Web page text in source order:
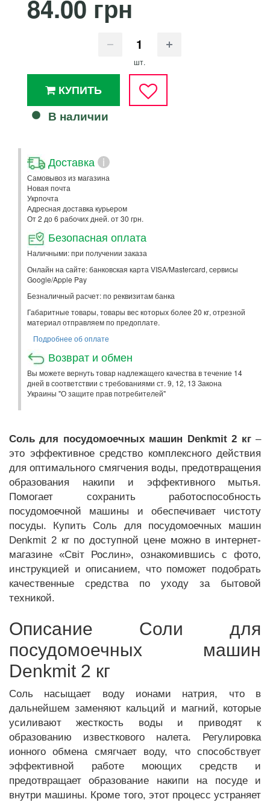
84.00 грн
шт.
КУПИТЬ
В наличии
Доставка i
Самовывоз из магазина
Новая почта
Укрпочта
Адресная доставка курьером
От 2 до 6 рабочих дней. от 30 грн.
Безопасная оплата
Наличными: при получении заказа
Онлайн на сайте: банковская карта VISA/Mastercard, сервисы
Google/Apple Pay
Безналичный расчет: по реквизитам банка
Габаритные товары, товары вес которых более 20 кг, отрезной
материал отправляем по предоплате.
Подробнее об оплате
Возврат и обмен
Вы можете вернуть товар надлежащего качества в течение 14
дней в соответствии с требованиями ст. 9, 12, 13 Закона
Украины "О защите прав потребителей"
Соль для посудомоечных машин Denkmit 2 кг –
это эффективное средство комплексного действия
для оптимального смягчения воды, предотвращения
образования накипи и эффективного мытья.
Помогает сохранить работоспособность
посудомоечной машины и обеспечивает чистоту
посуды. Купить Соль для посудомоечных машин
Denkmit 2 кг по доступной цене можно в интернет-
магазине «Світ Рослин», ознакомившись с фото,
инструкцией и описанием, что поможет подобрать
качественные средства по уходу за бытовой
техникой.
Описание Соли для
посудомоечных машин
Denkmit 2 кг
Соль насыщает воду ионами натрия, что в
дальнейшем заменяют кальций и магний, которые
усиливают жесткость воды и приводят к
образованию известкового налета. Регулировка
ионного обмена смягчает воду, что способствует
эффективной работе моющих средств и
предотвращает образование накипи на посуде и
внутри машины. Кроме того, этот процесс устраняет